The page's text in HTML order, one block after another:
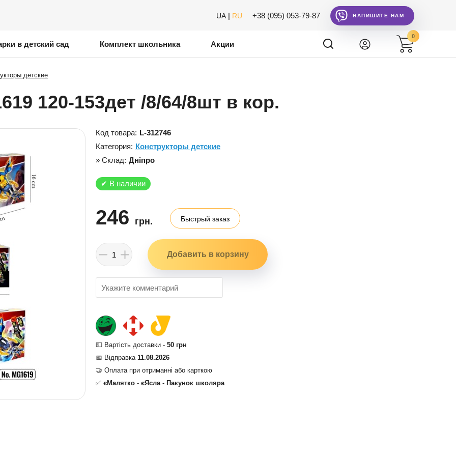
UA | RU +38 (095) 053-79-87 НАПИШИТЕ НАМ
в детский сад Комплект школьника Акции
0
детские
120-153дет /8/64/8шт в кор.
Код товара: L-312746
Категория: Конструкторы детские
» Склад: Дніпро
✔ В наличии
246 грн. Быстрый заказ
💵 Вартість доставки - 50 грн
📅 Відправка 11.08.2026
🤝 Оплата при отриманні або карткою
✅ єМалятко - єЯсла- Пакунок школяра